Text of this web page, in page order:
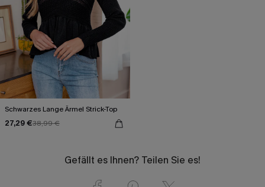
Schwarzes Lange Ärmel Strick-Top
27,29 €38,99 €
Gefällt es Ihnen? Teilen Sie es!